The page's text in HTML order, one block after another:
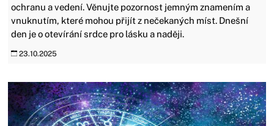
ochranu a vedení. Věnujte pozornost jemným znamením a
vnuknutím, které mohou přijít z nečekaných míst. Dnešní
den je o otevírání srdce pro lásku a naději.
23.10.2025